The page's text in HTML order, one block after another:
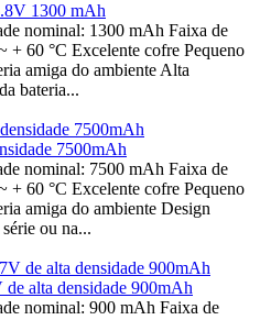
1300 mAh
nominal: 1300 mAh Faixa de
+ 60 °C Excelente cofre Pequeno
amiga do ambiente Alta
bateria...
7500mAh
nominal: 7500 mAh Faixa de
+ 60 °C Excelente cofre Pequeno
amiga do ambiente Design
ou na...
alta densidade 900mAh
nominal: 900 mAh Faixa de